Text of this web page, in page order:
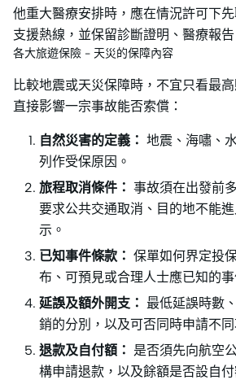
他重大醫療安排時，應在情況許可下
支援熱線，並保留診斷證明、醫療報
各大旅遊保險 - 天災的保障內容
比較地震或天災保障時，不宜只看最
直接影響一宗事故能否索償：
自然災害的定義： 地震、海嘯、
列作受保原因。
旅程取消條件： 事故須在出發前
要求公共交通取消、目的地不能
示。
已知事件條款： 保單如何界定投
布、可預見或合理人士應已知的事
延誤及額外開支： 最低延誤時數
銷的分別，以及可否同時申請不同
退款及自付額： 是否須先向航空
構申請退款，以及餘額是否設自